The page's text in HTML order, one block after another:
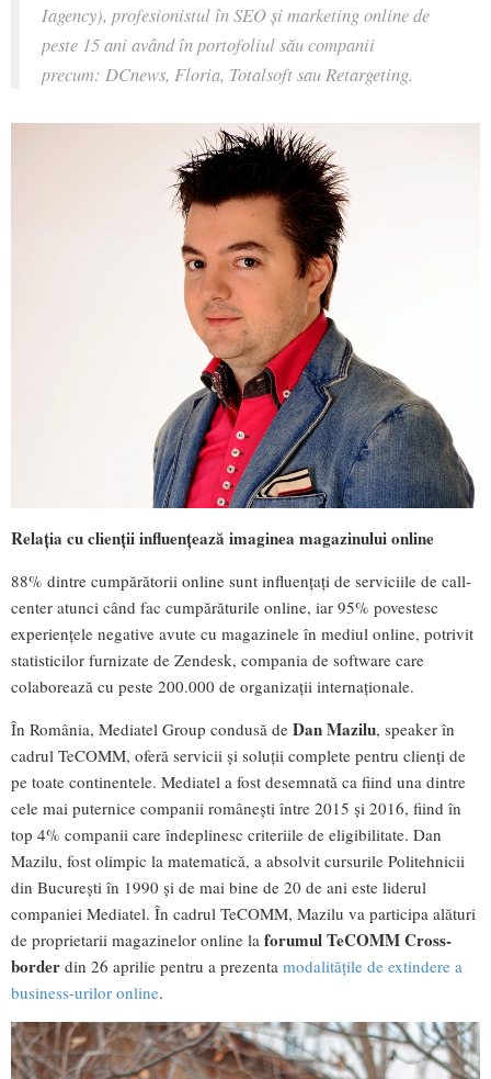
Iagency), profesionistul în SEO și marketing online de
peste 15 ani având în portofoliul său companii
precum: DCnews, Floria, Totalsoft sau Retargeting.
Relația cu clienții influențează imaginea magazinului online
88% dintre cumpărătorii online sunt influențați de serviciile de call-
center atunci când fac cumpărăturile online, iar 95% povestesc
experiențele negative avute cu magazinele în mediul online, potrivit
statisticilor furnizate de Zendesk, compania de software care
colaborează cu peste 200.000 de organizații internaționale.
În România, Mediatel Group condusă de Dan Mazilu, speaker în
cadrul TeCOMM, oferă servicii şi soluţii complete pentru clienţi de
pe toate continentele. Mediatel a fost desemnată ca fiind una dintre
cele mai puternice companii românești între 2015 și 2016, fiind în
top 4% companii care îndeplinesc criteriile de eligibilitate. Dan
Mazilu, fost olimpic la matematică, a absolvit cursurile Politehnicii
din Bucureşti în 1990 şi de mai bine de 20 de ani este liderul
companiei Mediatel. În cadrul TeCOMM, Mazilu va participa alături
de proprietarii magazinelor online la forumul TeCOMM Cross-
border din 26 aprilie pentru a prezenta modalitățile de extindere a
business-urilor online.